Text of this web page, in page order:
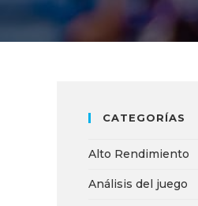
CATEGORÍAS
Alto Rendimiento
Análisis del juego